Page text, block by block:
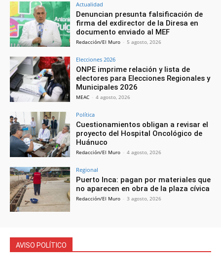
Actualidad
Denuncian presunta falsificación de
firma del exdirector de la Diresa en
documento enviado al MEF
Redacción/El Muro - 5 agosto, 2026
Elecciones 2026
ONPE imprime relación y lista de
electores para Elecciones Regionales y
Municipales 2026
MEAC - 4 agosto, 2026
Política
Cuestionamientos obligan a revisar el
proyecto del Hospital Oncológico de
Huánuco
Redacción/El Muro - 4 agosto, 2026
Regional
Puerto Inca: pagan por materiales que
no aparecen en obra de la plaza cívica
Redacción/El Muro - 3 agosto, 2026
AVISO POLÍTICO